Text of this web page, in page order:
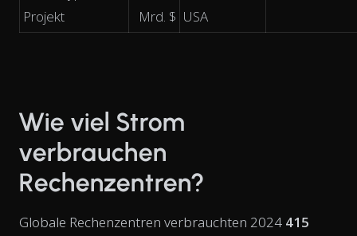
Projekt
Mrd. $ USA
Wie viel Strom
verbrauchen
Rechenzentren?
Globale Rechenzentren verbrauchten 2024 415